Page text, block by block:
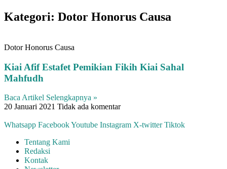
Kategori: Dotor Honorus Causa
Dotor Honorus Causa
Kiai Afif Estafet Pemikian Fikih Kiai Sahal
Mahfudh
Baca Artikel Selengkapnya »
20 Januari 2021 Tidak ada komentar
Whatsapp FacebookYoutube Instagram X-twitter Tiktok
Tentang Kami
Redaksi
Kontak